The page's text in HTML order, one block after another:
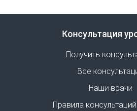
Консультация
Получить
Все
Наши врачи
Правила